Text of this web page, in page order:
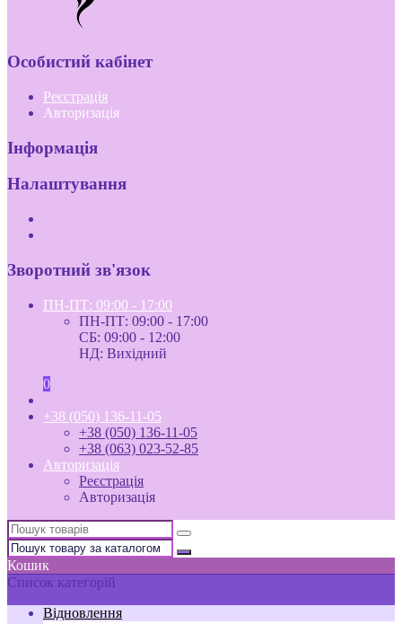
Особистий кабінет
Реєстрація
Авторизація
Інформація
Налаштування
Зворотний зв'язок
ПН-ПТ: 09:00 - 17:00
ПН-ПТ: 09:00 - 17:00
СБ: 09:00 - 12:00
НД: Вихідний
0
+38 (050) 136-11-05
+38 (050) 136-11-05
+38 (063) 023-52-85
Авторизація
Реєстрація
Авторизація
Кошик
Список категорій
Відновлення